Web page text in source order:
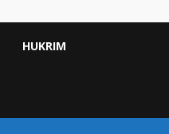
HUKRIM